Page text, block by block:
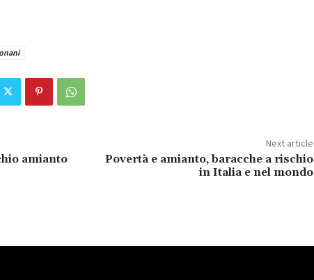
amianto
Next article
Povertà e amianto, baracche a rischio
in Italia e nel mondo